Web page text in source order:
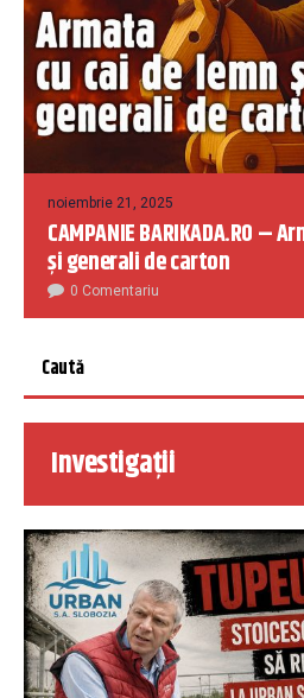
noiembrie 21, 2025
CAMPANIE BARIKADA.RO –
și generali de carton
0 Comentariu
Investigații